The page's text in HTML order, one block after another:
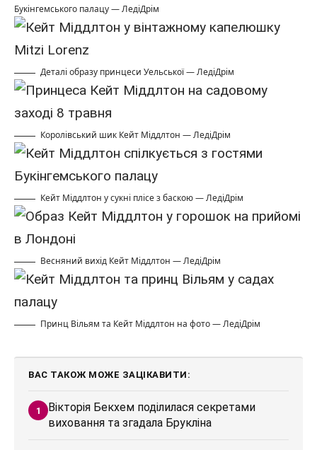
Букінгемського палацу — ЛедіДрім
Деталі образу принцеси Уельської — ЛедіДрім
Королівський шик Кейт Міддлтон — ЛедіДрім
Кейт Міддлтон у сукні плісе з баскою — ЛедіДрім
Весняний вихід Кейт Міддлтон — ЛедіДрім
Принц Вільям та Кейт Міддлтон на фото — ЛедіДрім
ВАС ТАКОЖ МОЖЕ ЗАЦІКАВИТИ:
Вікторія Бекхем поділилася секретами
виховання та згадала Брукліна